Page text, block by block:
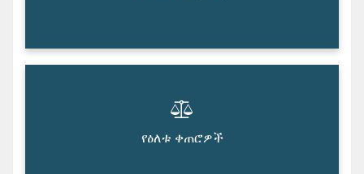
የዕለቱ ቀጠሮዎች